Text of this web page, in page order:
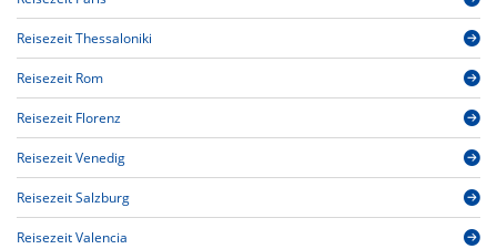
Reisezeit Thessaloniki
Reisezeit Rom
Reisezeit Florenz
Reisezeit Venedig
Reisezeit Salzburg
Reisezeit Valencia